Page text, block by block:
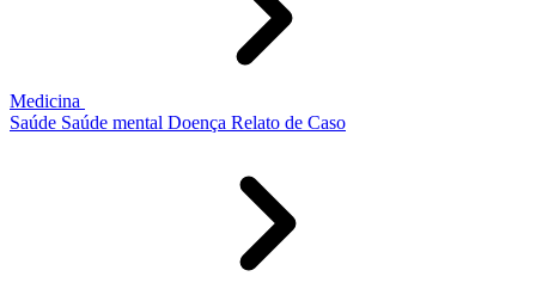
Medicina
Saúde Saúde mental Doença Relato de Caso